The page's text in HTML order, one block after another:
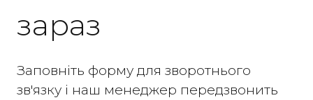
зараз
Заповніть форму для зворотнього
зв'язку і наш менеджер передзвонить